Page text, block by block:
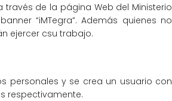
través de la página Web del Ministerio
“iMTegra”. Además quienes no
ejercer csu trabajo.
personales y se crea un usuario con
respectivamente.